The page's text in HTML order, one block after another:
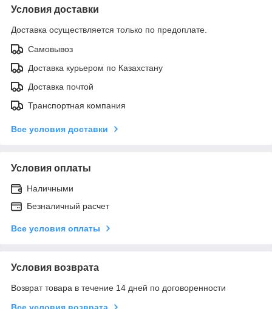
Условия доставки
Доставка осуществляется только по предоплате.
Самовывоз
Доставка курьером по Казахстану
Доставка почтой
Транспортная компания
Все условия доставки
Условия оплаты
Наличными
Безналичный расчет
Все условия оплаты
Условия возврата
Возврат товара в течение 14 дней по договоренности
Все условия возврата